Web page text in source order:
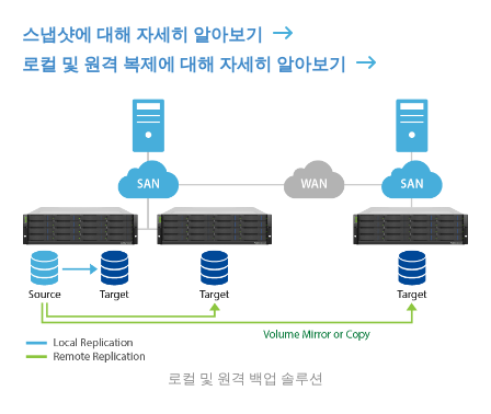
스냅샷에 대해 자세히 알아보기
로컬 및 원격 복제에 대해 자세히 알아보기
로컬 및 원격 백업 솔루션